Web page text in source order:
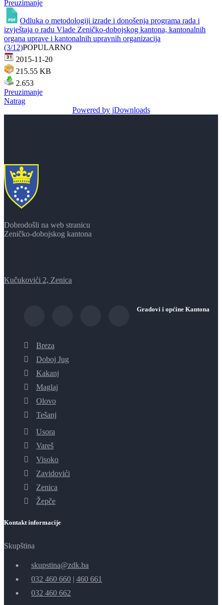
Preuzimanje
Odluka o metodologiji izrade i donošenja programa rada i
izvještaja o radu Vlade Zeničko-dobojskog kantona, kantonalnih
organa uprave i kantonalnih upravnih organizacija
(3/12)POPULARNO
2015-11-20
215.55 KB
2.653
Preuzimanje
Natrag
Powered by jDownloads
Dobrodošli na web stranicu
Zeničko-dobojskog kantona
Kučukovići 2, Zenica
Gradovi i općine Kantona
Breza
Doboj Jug
Kakanj
Maglaj
Olovo
Tešanj
Usora
Vareš
Visoko
Zavidovići
Zenica
Žepče
Kontakt informacije
Skupština
skupstina@zdk.ba
032 460 660 | 460 661
032 460 662